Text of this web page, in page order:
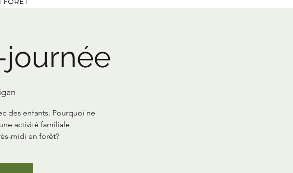
des enfants. Pourquoi ne
activité familiale
midi en forêt?